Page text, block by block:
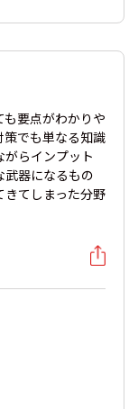
要点がわかりや
でも単なる知識
らインプット
武器になるもの
きてしまった分野